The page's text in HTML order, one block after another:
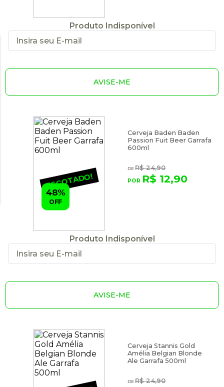
Produto Indisponível
AVISE-ME
ESGOTADO!
Cerveja Baden Baden
Passion Fuit Beer Garrafa
600ml
R$ 24,90
R$ 12,90
48%
OFF
Produto Indisponível
AVISE-ME
Cerveja Stannis Gold
Amélia Belgian Blonde
Ale Garrafa 500ml
R$ 24,90